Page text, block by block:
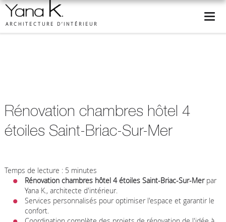
ARCHITECTURE D’INTÉRIEUR
Rénovation chambres hôtel 4
étoiles Saint-Briac-Sur-Mer
Temps de lecture : 5 minutes
Rénovation chambres hôtel 4 étoiles Saint-Briac-Sur-Merpar
Yana K., architecte d'intérieur.
Services personnalisés pour optimiser l'espace et garantir le
confort.